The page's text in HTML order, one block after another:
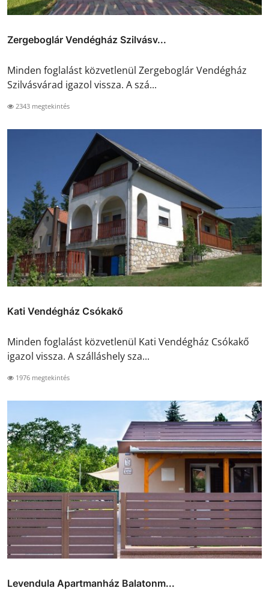
Zergeboglár Vendégház Szilvásv...
Minden foglalást közvetlenül Zergeboglár Vendégház
Szilvásvárad igazol vissza. A szá...
2343 megtekintés
Kati Vendégház Csókakő
Minden foglalást közvetlenül Kati Vendégház Csókakő
igazol vissza. A szálláshely sza...
1976 megtekintés
Levendula Apartmanház Balatonm...